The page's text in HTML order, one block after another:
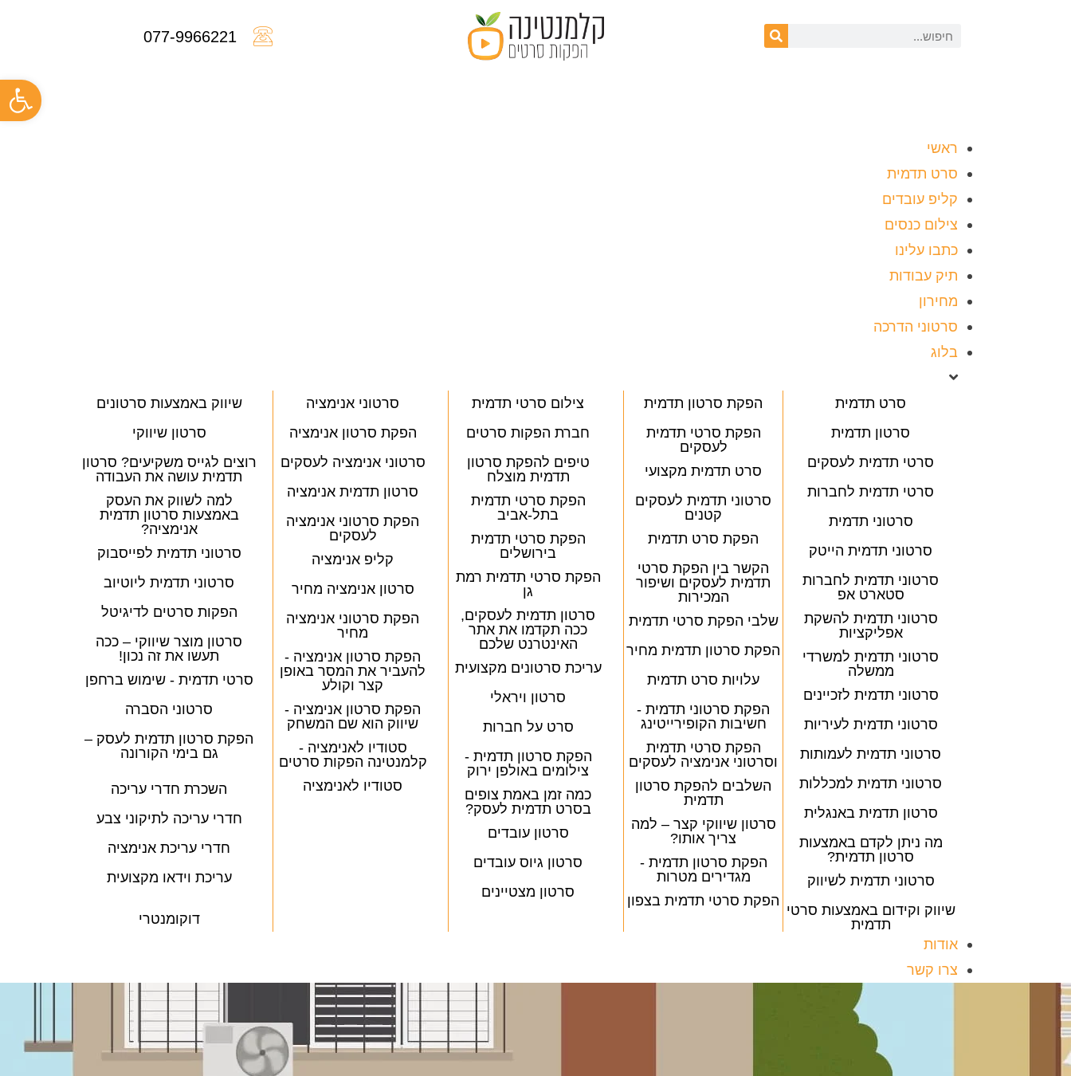
077-9966221
ראשי
סרט תדמית
קליפ עובדים
צילום כנסים
כתבו עלינו
תיק עבודות
מחירון
סרטוני הדרכה
בלוג
סרט תדמית
סרטון תדמית
סרטי תדמית לעסקים
סרטי תדמית לחברות
סרטוני תדמית
סרטוני תדמית הייטק
סרטוני תדמית לחברות
סטארט אפ
סרטוני תדמית להשקת
אפליקציות
סרטוני תדמית למשרדי
ממשלה
סרטוני תדמית לזכיינים
סרטוני תדמית לעיריות
סרטוני תדמית לעמותות
סרטוני תדמית למכללות
סרטון תדמית באנגלית
מה ניתן לקדם באמצעות
סרטון תדמית?
סרטוני תדמית לשיווק
שיווק וקידום באמצעות סרטי
תדמית
הפקת סרטון תדמית
הפקת סרטי תדמית
לעסקים
סרט תדמית מקצועי
סרטוני תדמית לעסקים
קטנים
הפקת סרט תדמית
הקשר בין הפקת סרטי
תדמית לעסקים ושיפור
המכירות
שלבי הפקת סרטי תדמית
הפקת סרטון תדמית מחיר
עלויות סרט תדמית
הפקת סרטוני תדמית -
חשיבות הקופירייטינג
הפקת סרטי תדמית
וסרטוני אנימציה לעסקים
השלבים להפקת סרטון
תדמית
סרטון שיווקי קצר – למה
צריך אותו?
הפקת סרטון תדמית -
מגדירים מטרות
הפקת סרטי תדמית בצפון
צילום סרטי תדמית
חברת הפקות סרטים
טיפים להפקת סרטון
תדמית מוצלח
הפקת סרטי תדמית
בתל-אביב
הפקת סרטי תדמית
בירושלים
הפקת סרטי תדמית רמת
גן
סרטון תדמית לעסקים,
ככה תקדמו את אתר
האינטרנט שלכם
עריכת סרטונים מקצועית
סרטון ויראלי
סרט על חברות
הפקת סרטון תדמית -
צילומים באולפן ירוק
כמה זמן באמת צופים
בסרט תדמית לעסק?
סרטון עובדים
סרטון גיוס עובדים
סרטון מצטיינים
סרטוני אנימציה
הפקת סרטון אנימציה
סרטוני אנימציה לעסקים
סרטון תדמית אנימציה
הפקת סרטוני אנימציה
לעסקים
קליפ אנימציה
סרטון אנימציה מחיר
הפקת סרטוני אנימציה
מחיר
הפקת סרטון אנימציה -
להעביר את המסר באופן
קצר וקולע
הפקת סרטון אנימציה -
שיווק הוא שם המשחק
סטודיו לאנימציה -
קלמנטינה הפקות סרטים
סטודיו לאנימציה
שיווק באמצעות סרטונים
סרטון שיווקי
רוצים לגייס משקיעים? סרטון
תדמית עושה את העבודה
למה לשווק את העסק
באמצעות סרטון תדמית
אנימציה?
סרטוני תדמית לפייסבוק
סרטוני תדמית ליוטיוב
הפקות סרטים לדיגיטל
סרטון מוצר שיווקי – ככה
תעשו את זה נכון!
סרטי תדמית - שימוש ברחפן
סרטוני הסברה
הפקת סרטון תדמית לעסק –
גם בימי הקורונה
השכרת חדרי עריכה
חדרי עריכה לתיקוני צבע
חדרי עריכת אנימציה
עריכת וידאו מקצועית
דוקומנטרי
אודות
צרו קשר